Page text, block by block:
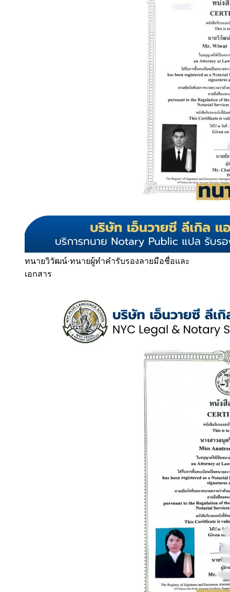
ทนายวิวัฒน์·ทนายผู้ทำคำรับรองลายมือชื่อและ
เอกสาร